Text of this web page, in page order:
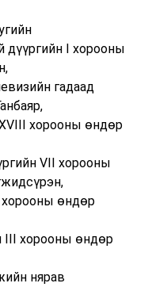
дүүргийн I хорооны
гадаад
хорооны өндөр
VII хорооны
хорооны өндөр
III хорооны өндөр
нярав